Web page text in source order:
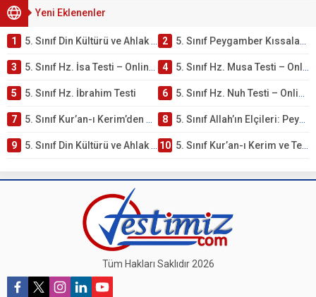
Yeni Eklenenler
1 5. Sınıf Din Kültürü ve Ahlak Bilgisi 4. Ünite: Peygamber Kıssaları Çalışmaları 2 5. Sınıf Peygamber Kıssaları Ünite Testi – Online Çöz
3 5. Sınıf Hz. İsa Testi – Online Çöz 4 5. Sınıf Hz. Musa Testi – Online Çöz
5 5. Sınıf Hz. İbrahim Testi 6 5. Sınıf Hz. Nuh Testi – Online Çöz
7 5. Sınıf Kur’an-ı Kerim’den Öğütler – Peygamber Kıssaları Testi – Online Çöz 8 5. Sınıf Allah’ın Elçileri: Peygamberler Testi – Online Çöz
9 5. Sınıf Din Kültürü ve Ahlak Bilgisi 3. Ünite: Kur’an-ı Kerim Çalışmaları 10 5. Sınıf Kur’an-ı Kerim ve Temel Özellikleri Testi – Online Çöz
Tüm Hakları Saklıdır 2026